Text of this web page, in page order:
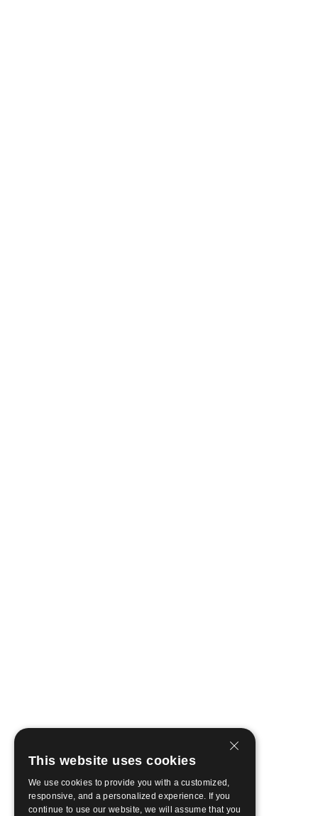
This website uses cookies
We use cookies to provide you with a customized,
responsive, and a personalized experience. If you
continue to use our website, we will assume that you